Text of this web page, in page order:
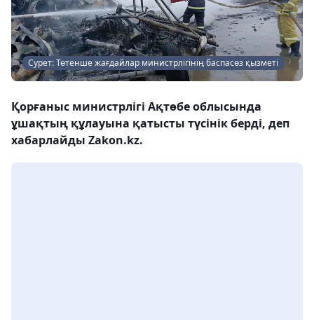
Сурет: Төтенше жағдайлар министрлігінің баспасөз қызметі
Қорғаныс министрлігі Ақтөбе облысында
ұшақтың құлауына қатысты түсінік берді, деп
хабарлайды Zakon.kz.